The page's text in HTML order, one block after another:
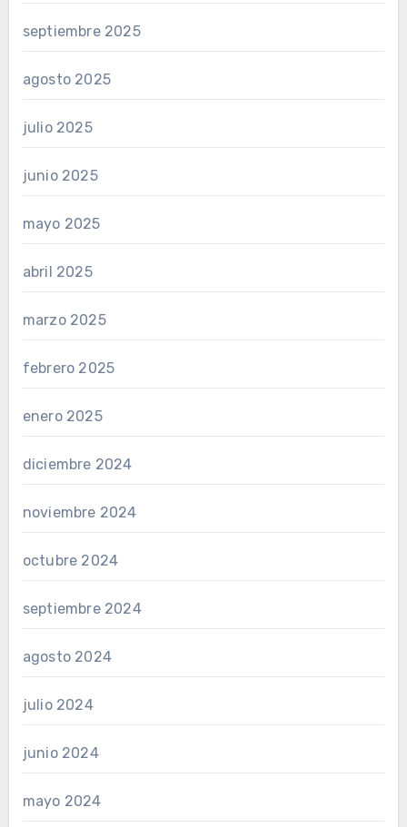
septiembre 2025
agosto 2025
julio 2025
junio 2025
mayo 2025
abril 2025
marzo 2025
febrero 2025
enero 2025
diciembre 2024
noviembre 2024
octubre 2024
septiembre 2024
agosto 2024
julio 2024
junio 2024
mayo 2024